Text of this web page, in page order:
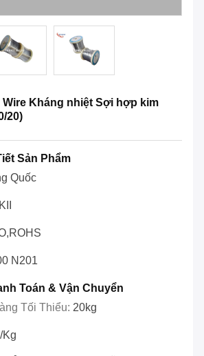
Wire Kháng nhiệt Sợi hợp kim
20)
Sản Phẩm
Quốc
N201
Toán & Vận Chuyển
Tối Thiểu: 20kg
Kg